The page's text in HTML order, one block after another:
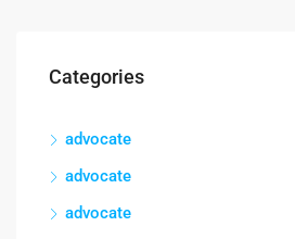
Categories
advocate
advocate
advocate